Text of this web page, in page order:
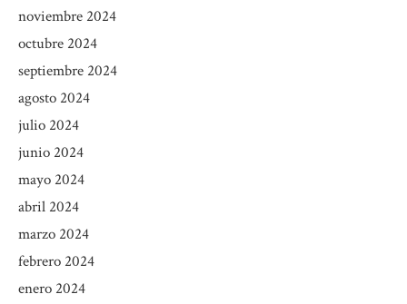
noviembre 2024
octubre 2024
septiembre 2024
agosto 2024
julio 2024
junio 2024
mayo 2024
abril 2024
marzo 2024
febrero 2024
enero 2024